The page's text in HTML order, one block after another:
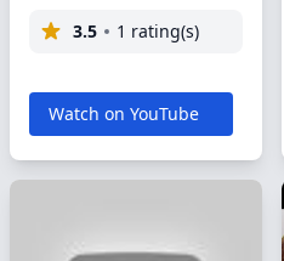
3.5
1 rating(s)
Watch on YouTube